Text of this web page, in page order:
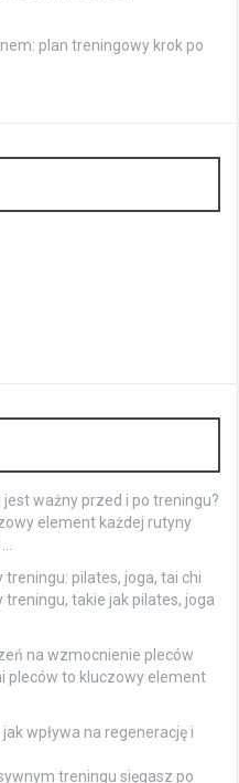
plan treningowy krok po
ważny przed i po treningu?
element każdej rutyny
pilates, joga, tai chi
takie jak pilates, joga
na wzmocnienie pleców
pleców to kluczowy element
wpływa na regenerację i
treningu sięgasz po